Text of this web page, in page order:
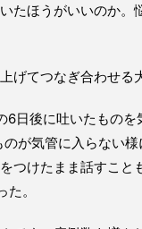
たほうがいいのか。
げてつなぎ合わせる
日後に吐いたもの
が気管に入らない
つけたまま話すこ
。